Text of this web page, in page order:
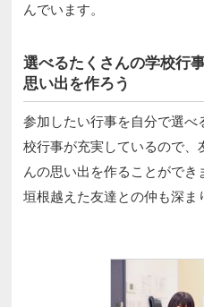
んでいます。
選べるたくさんの学校行
思い出を作ろう
参加したい行事を自分で選
校行事が充実しているので、
んの思い出を作ることがで
垣根越えた友達との仲も深ま